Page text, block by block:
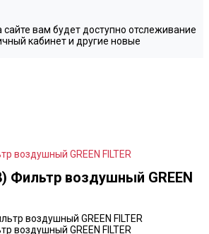
сайте вам будет доступно отслеживание
кабинет и другие новые
воздушный GREEN FILTER
Фильтр воздушный GREEN
воздушный GREEN FILTER